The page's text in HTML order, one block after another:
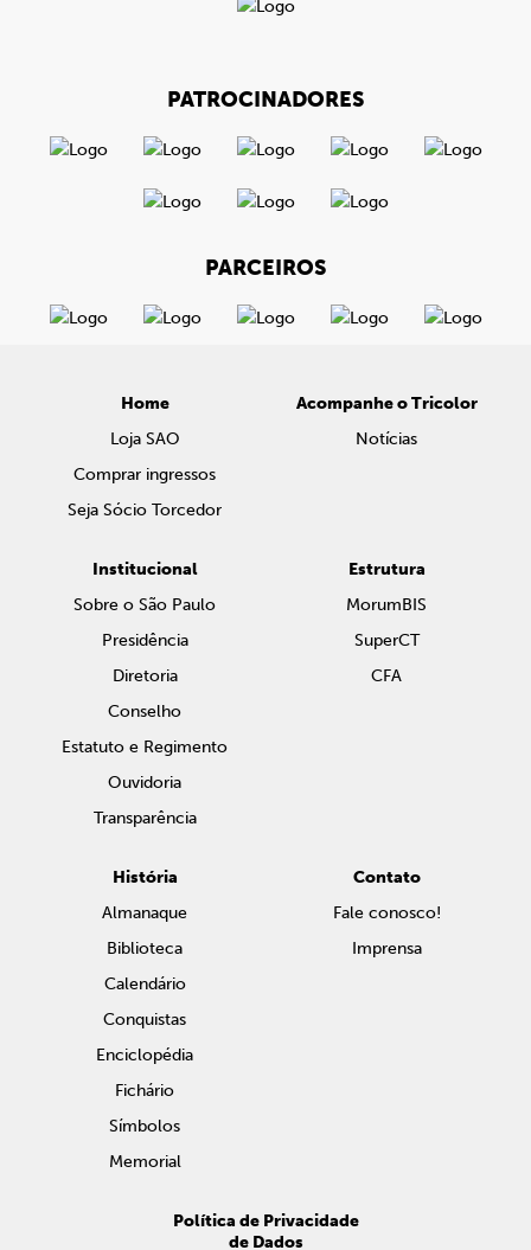
PATROCINADORES
PARCEIROS
Home
Loja SAO
Comprar ingressos
Seja Sócio Torcedor
Acompanhe o Tricolor
Notícias
Institucional
Sobre o São Paulo
Presidência
Diretoria
Conselho
Estatuto e Regimento
Ouvidoria
Transparência
Estrutura
MorumBIS
SuperCT
CFA
História
Almanaque
Biblioteca
Calendário
Conquistas
Enciclopédia
Fichário
Símbolos
Memorial
Contato
Fale conosco!
Imprensa
Política de Privacidade
de Dados